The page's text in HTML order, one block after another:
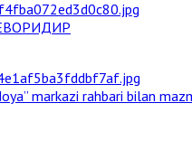
markazi rahbari bilan